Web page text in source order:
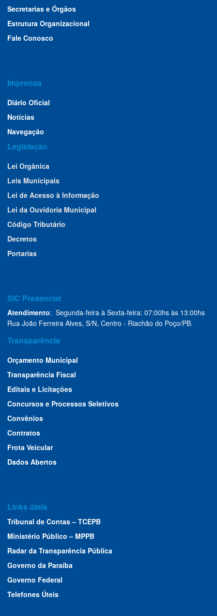
Secretarias e Órgãos
Estrutura Organizacional
Fale Conosco
Imprensa
Diário Oficial
Notícias
Navegação
Legislação
Lei Orgânica
Leis Municipais
Lei de Acesso à Informação
Lei da Ouvidoria Municipal
Código Tributário
Decretos
Portarias
SIC Presencial
Atendimento: Segunda-feira à Sexta-feira: 07:00hs às 13:00hs
Rua João Ferreira Alves, S/N, Centro - Riachão do Poço/PB.
Transparência
Orçamento Municipal
Transparência Fiscal
Editais e Licitações
Concursos e Processos Seletivos
Convênios
Contratos
Frota Veicular
Dados Abertos
Links úteis
Tribunal de Contas – TCEPB
Ministério Público – MPPB
Radar da Transparência Pública
Governo da Paraíba
Governo Federal
Telefones Úteis